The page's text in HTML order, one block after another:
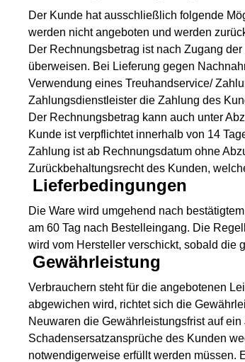
Der Kunde hat ausschließlich folgende
werden nicht angeboten und werden
Der Rechnungsbetrag ist nach Zugang
überweisen. Bei Lieferung gegen
Verwendung eines Treuhandservice/
Zahlungsdienstleister die Zahlung des
Der Rechnungsbetrag kann auch unter
Kunde ist verpflichtet innerhalb von 14
Zahlung ist ab Rechnungsdatum ohne
Zurückbehaltungsrecht des Kunden,
Lieferbedingungen
Die Ware wird umgehend nach
am 60 Tag nach Bestelleingang. Die
wird vom Hersteller verschickt, sobald die
Gewährleistung
Verbrauchern steht für die angebotenen
abgewichen wird, richtet sich die
Neuwaren die Gewährleistungsfrist auf
Schadensersatzansprüche des Kunden
notwendigerweise erfüllt werden müssen.